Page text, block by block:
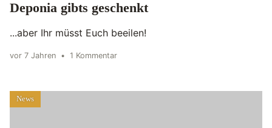
Deponia gibts geschenkt
...aber Ihr müsst Euch beeilen!
vor 7 Jahren • 1 Kommentar
News